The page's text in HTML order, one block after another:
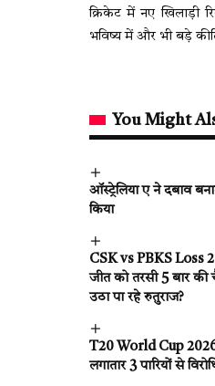
क्रिकेट में नए खिलाड़ी
भविष्य में और भी बड़े
You Might
ऑस्ट्रेलिया ए ने दबाव
किया
CSK vs PBKS Loss
जीत को तरसी 5 बार की
उठा पा रहे रुतुराज?
T20 World Cup
लगातार 3 पारियों से